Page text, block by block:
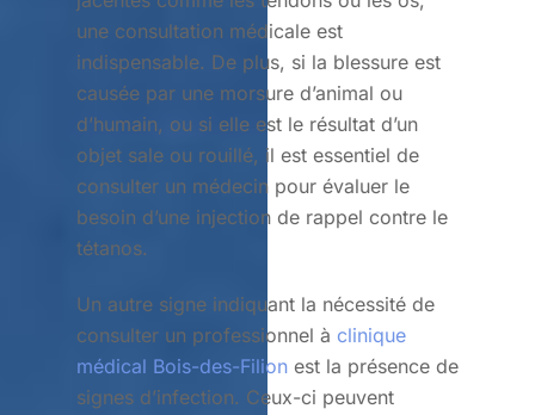
une consultation médicale est
indispensable. De plus, si la blessure est
causée par une morsure d’animal ou
d’humain, ou si elle est le résultat d’un
objet sale ou rouillé, il est essentiel de
consulter un médecin pour évaluer le
besoin d’une injection de rappel contre le
tétanos.
Un autre signe indiquant la nécessité de
consulter un professionnel à clinique
médical Bois-des-Filion est la présence de
signes d’infection. Ceux-ci peuvent